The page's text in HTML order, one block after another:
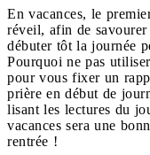
En vacances, le
réveil, afin de savourer
débuter tôt la journée
Pourquoi ne pas
pour vous fixer un
prière en début de
lisant les lectures du
vacances sera une
rentrée !